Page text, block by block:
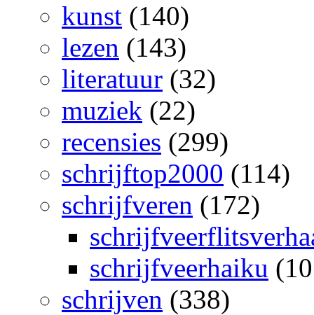
kunst (140)
lezen (143)
literatuur (32)
muziek (22)
recensies (299)
schrijftop2000 (114)
schrijfveren (172)
schrijfveerhaiku
schrijven (338)